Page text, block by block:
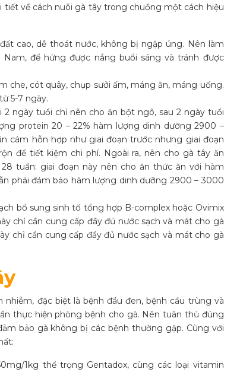
về cách nuôi gà tây trong chuồng một cách hiệu
cao, dễ thoát nước, không bị ngập úng. Nên làm
để hứng được nắng buổi sáng và tránh được
che, cót quây, chụp sưởi ấm, máng ăn, máng uống.
5-7 ngày.
2 ngày tuổi chỉ nên cho ăn bột ngô, sau 2 ngày tuổi
protein 20 – 22% hàm lượng dinh dưỡng 2900 –
cám hỗn hợp như giai đoạn trước nhưng giai đoạn
để tiết kiệm chi phí. Ngoài ra, nên cho gà tây ăn
tuần: giai đoạn này nên cho ăn thức ăn với hàm
phải đảm bảo hàm lượng dinh dưỡng 2900 – 3000
bổ sung sinh tố tổng hợp B-complex hoặc Ovimix
chỉ cần cung cấp đầy đủ nước sạch và mát cho gà
chỉ cần cung cấp đầy đủ nước sạch và mát cho gà
đặc biệt là bệnh đầu đen, bệnh cầu trùng và
thực hiện phòng bệnh cho gà. Nên tuân thủ đúng
bảo gà không bị các bệnh thường gặp. Cùng với
1kg thể trọng Gentadox, cùng các loại vitamin